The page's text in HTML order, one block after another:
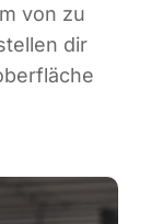
von zu
dir